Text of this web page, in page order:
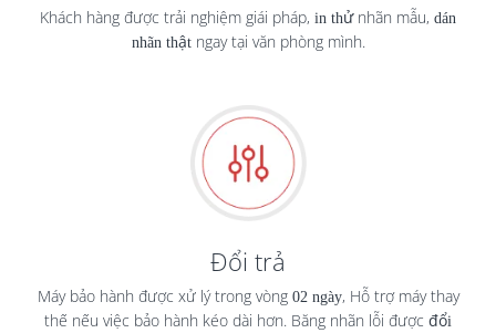
Khách hàng được trải nghiệm giái pháp, in thửnhãn mẫu, dán
nhãn thậtngay tại văn phòng mình.
Đổi trả
Máy bảo hành được xử lý trong vòng 02 ngày, Hỗ trợ máy thay
thế nếu việc bảo hành kéo dài hơn. Băng nhãn lỗi được đổi